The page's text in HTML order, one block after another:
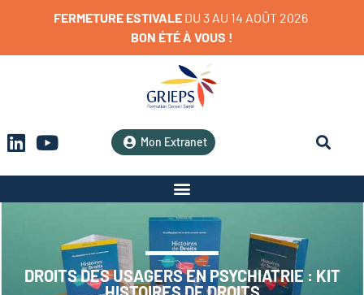
FERMETURE ESTIVALE DU 3 AU 14 AOÛT 2026
BON ÉTÉÀ VOUS !
Mon Extranet
DROITS DES USAGERS EN PSYCHIATRIE : KIT